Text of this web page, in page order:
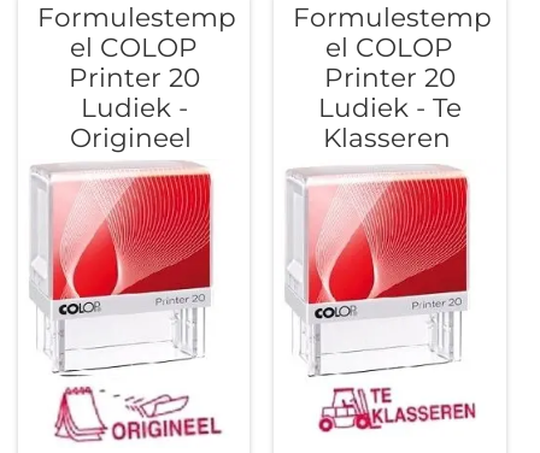
Formulestemp
el COLOP
Printer 20
Ludiek -
Origineel
Formulestemp
el COLOP
Printer 20
Ludiek - Te
Klasseren